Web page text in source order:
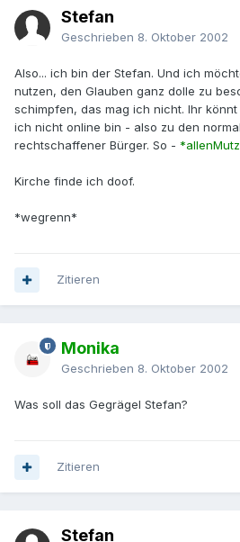
Stefan
Geschrieben 8. Oktober 2002
Also... ich bin der Stefan. Und ich
nutzen, den Glauben ganz dolle zu
schimpfen, das mag ich nicht. Ihr
ich nicht online bin - also zu den
rechtschaffener Bürger. So -
Kirche finde ich doof.
*wegrenn*
Zitieren
Monika
Geschrieben 8. Oktober 2002
Was soll das Gegrägel Stefan?
Zitieren
Stefan